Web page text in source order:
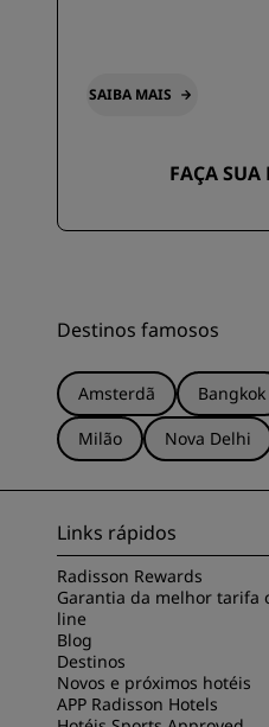
SAIBA MAIS
FAÇA SUA
Destinos famosos
Amsterdã Bangkok
Milão
Nova Delhi
Links rápidos
Radisson Rewards
Garantia da melhor tarifa
line
Blog
Destinos
Novos e próximos hotéis
APP Radisson Hotels